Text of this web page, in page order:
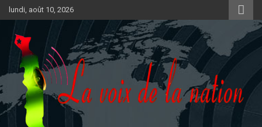
Aller
au
contenu
lundi, août 10, 2026